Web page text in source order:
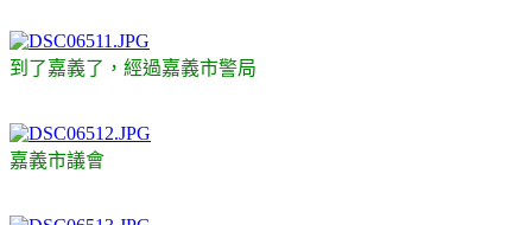
到了嘉義了，經過嘉義市警局
嘉義市議會